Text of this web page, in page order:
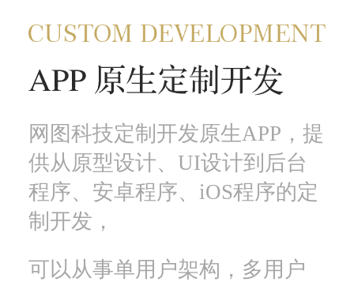
网图科技定制开发原生APP，提
供从原型设计、UI设计到后台
程序、安卓程序、iOS程序的定
制开发，
可以从事单用户架构，多用户